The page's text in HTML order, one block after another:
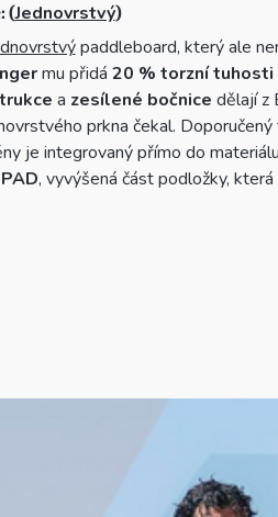
(Jednovrstvý)
paddleboard, který ale
mu přidá 20 % torzní tuhosti
a zesílené bočnice dělají z
prkna čekal.
je integrovaný přímo do
, vyvýšená část podložky,